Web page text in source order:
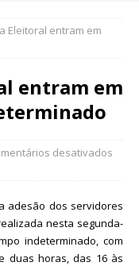
Eleitoral entram em
entram em
desativados
adesão dos servidores
nesta segunda-
indeterminado, com
duas horas, das 16 às